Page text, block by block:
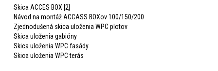
Skica ACCES BOX [2]
Návod na montáž ACCASS BOXov 100/150/200
Zjednodušená skica uloženia WPC plotov
Skica uloženia gabióny
Skica uloženia WPC fasády
Skica uloženia WPC terás